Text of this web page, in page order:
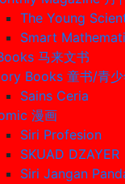
The Young
Smart
马来文书
Books 童书/青少
Sains Ceria
漫画
Siri Profesion
SKUAD DZAYER
Siri Jangan